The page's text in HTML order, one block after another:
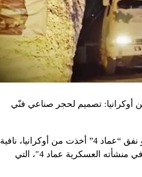
في فيديو نفق “عماد 4” مأخوذة من أوكرانيا: تصميم لحجر صناعي فنّي
نفق “عماد 4” أخذت من أوكرانيا، نافية
المزاعم المتداولة حول صورة “ملتقطة داخل أنفاق “الحزب” في منشأته العسكرية عماد 4″، التي